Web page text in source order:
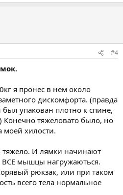
#4
я пронес в нем около
дискомфорта. (правда
был упакован плотно к спине,
Конечно тяжеловато было, но
моей хилости.
тяжело. И лямки начинают
ВСЕ мышцы нагружаються.
рюкзак, или при таком
всего тела нормальное